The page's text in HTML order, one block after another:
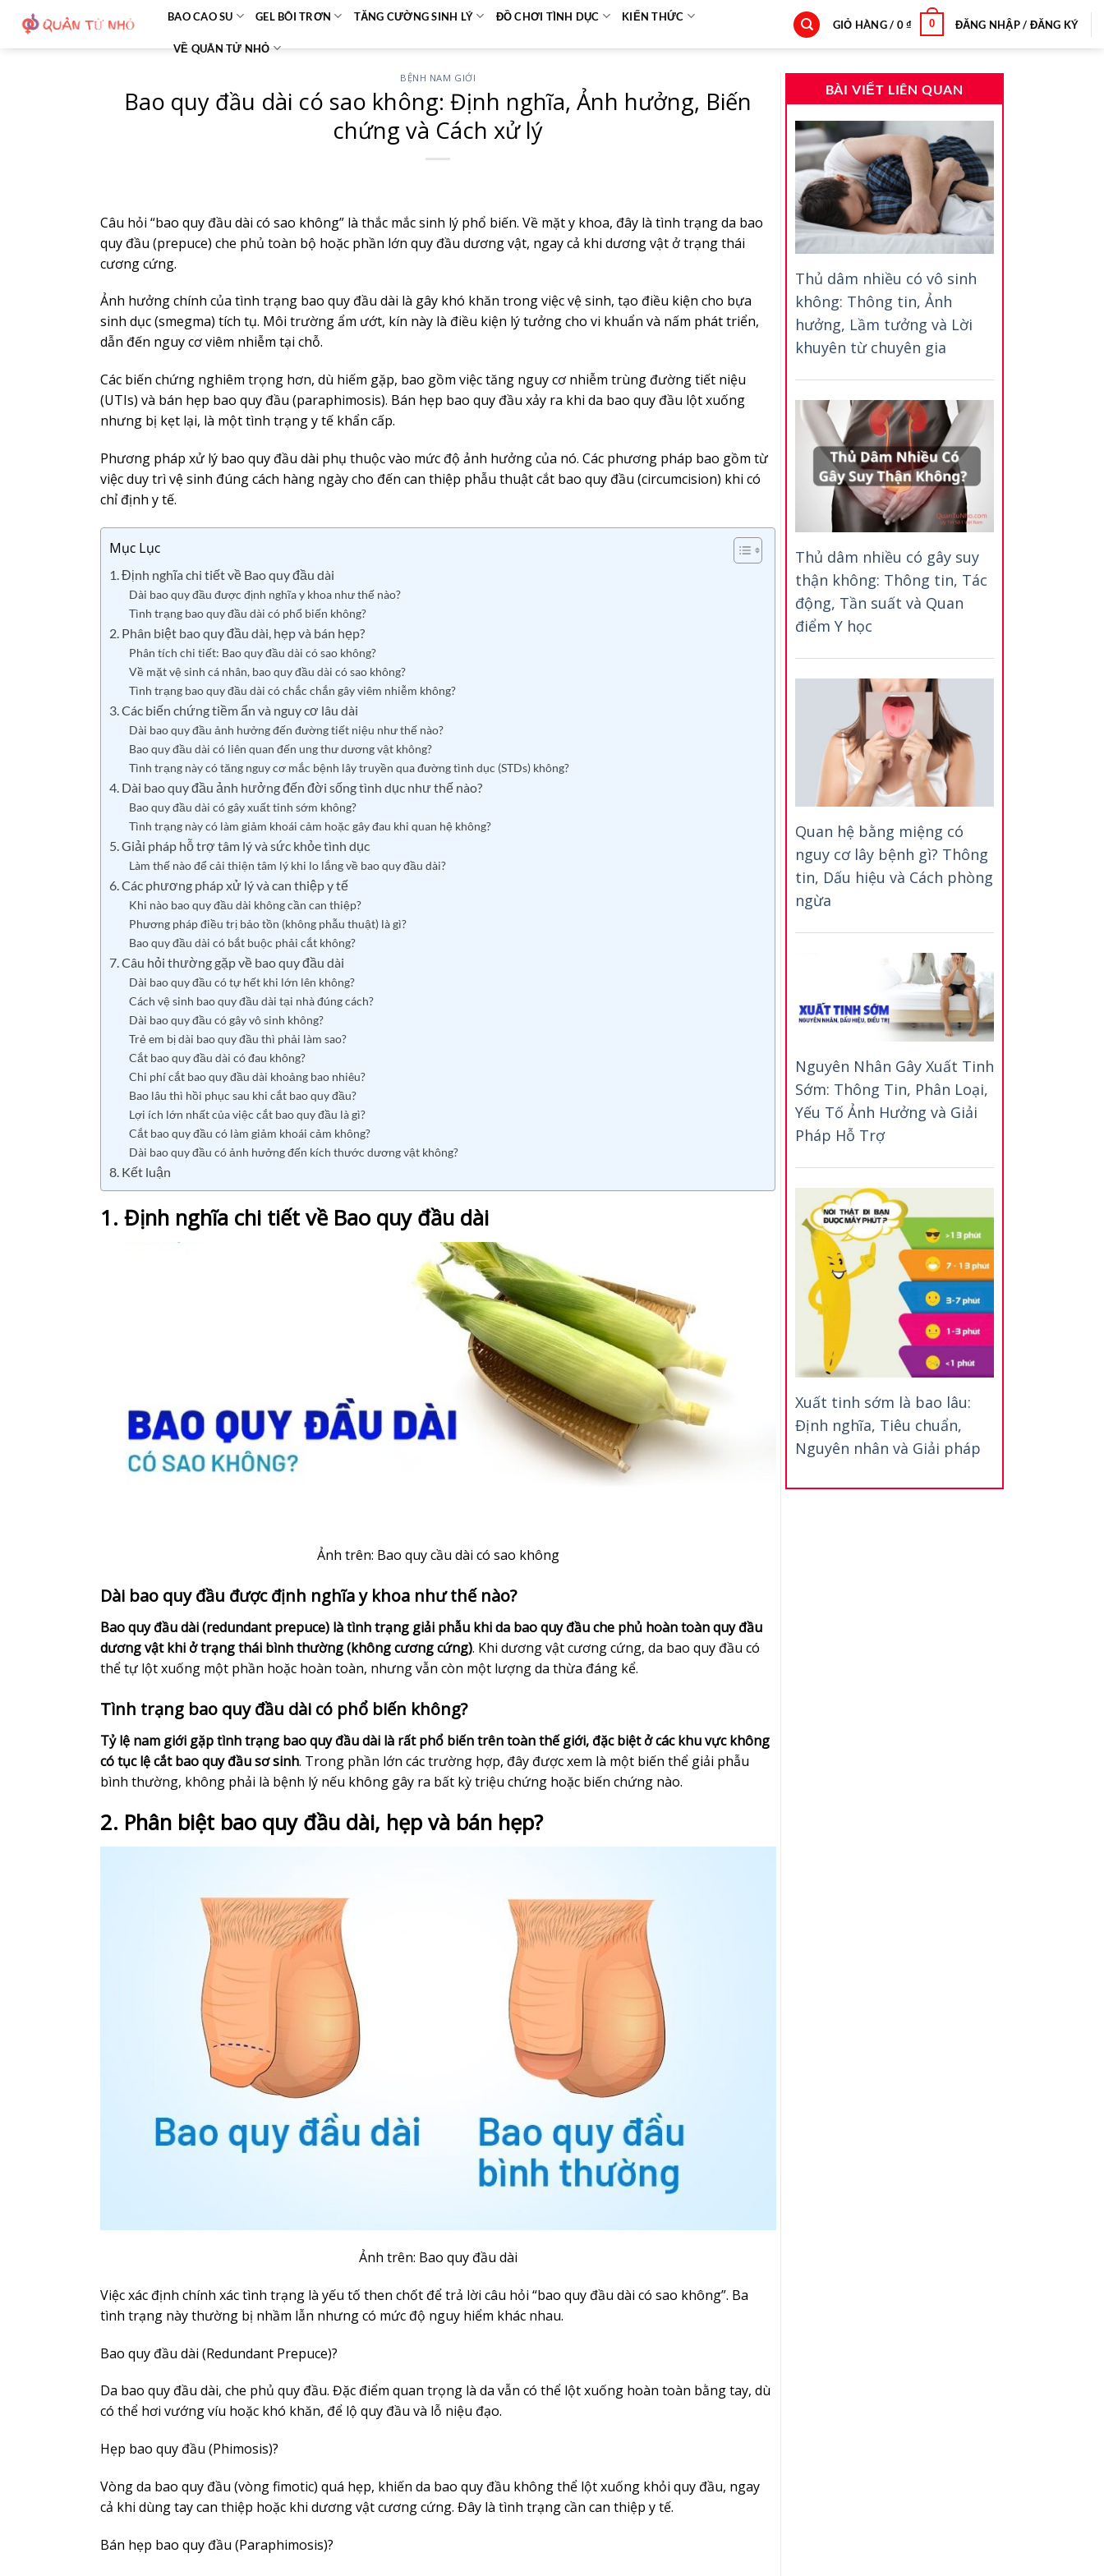
nội
BAO CAO SU GEL BÔI TRƠN TĂNG CƯỜNG SINH LÝ ĐỒ CHƠI TÌNH DỤC KIẾN THỨC
VỀ QUÂN TỬ NHỎ
GIỎ HÀNG / 0₫ 0 ĐĂNG NHẬP / ĐĂNG KÝ
BỆNH NAM GIỚI
Bao quy đầu dài có sao không: Định nghĩa, Ảnh hưởng, Biến
chứng và Cách xử lý
Câu hỏi “bao quy đầu dài có sao không” là thắc mắc sinh lý phổ biến. Về mặt y khoa, đây là tình trạng da bao
quy đầu (prepuce) che phủ toàn bộ hoặc phần lớn quy đầu dương vật, ngay cả khi dương vật ở trạng thái
cương cứng.
Ảnh hưởng chính của tình trạng bao quy đầu dài là gây khó khăn trong việc vệ sinh, tạo điều kiện cho bựa
sinh dục (smegma) tích tụ. Môi trường ẩm ướt, kín này là điều kiện lý tưởng cho vi khuẩn và nấm phát triển,
dẫn đến nguy cơ viêm nhiễm tại chỗ.
Các biến chứng nghiêm trọng hơn, dù hiếm gặp, bao gồm việc tăng nguy cơ nhiễm trùng đường tiết niệu
(UTIs) và bán hẹp bao quy đầu (paraphimosis). Bán hẹp bao quy đầu xảy ra khi da bao quy đầu lột xuống
nhưng bị kẹt lại, là một tình trạng y tế khẩn cấp.
Phương pháp xử lý bao quy đầu dài phụ thuộc vào mức độ ảnh hưởng của nó. Các phương pháp bao gồm từ
việc duy trì vệ sinh đúng cách hàng ngày cho đến can thiệp phẫu thuật cắt bao quy đầu (circumcision) khi có
chỉ định y tế.
Mục Lục
1. Định nghĩa chi tiết về Bao quy đầu dài
Dài bao quy đầu được định nghĩa y khoa như thế nào?
Tình trạng bao quy đầu dài có phổ biến không?
2. Phân biệt bao quy đầu dài, hẹp và bán hẹp?
Phân tích chi tiết: Bao quy đầu dài có sao không?
Về mặt vệ sinh cá nhân, bao quy đầu dài có sao không?
Tình trạng bao quy đầu dài có chắc chắn gây viêm nhiễm không?
3. Các biến chứng tiềm ẩn và nguy cơ lâu dài
Dài bao quy đầu ảnh hưởng đến đường tiết niệu như thế nào?
Bao quy đầu dài có liên quan đến ung thư dương vật không?
Tình trạng này có tăng nguy cơ mắc bệnh lây truyền qua đường tình dục (STDs) không?
4. Dài bao quy đầu ảnh hưởng đến đời sống tình dục như thế nào?
Bao quy đầu dài có gây xuất tinh sớm không?
Tình trạng này có làm giảm khoái cảm hoặc gây đau khi quan hệ không?
5. Giải pháp hỗ trợ tâm lý và sức khỏe tình dục
Làm thế nào để cải thiện tâm lý khi lo lắng về bao quy đầu dài?
6. Các phương pháp xử lý và can thiệp y tế
Khi nào bao quy đầu dài không cần can thiệp?
Phương pháp điều trị bảo tồn (không phẫu thuật) là gì?
Bao quy đầu dài có bắt buộc phải cắt không?
7. Câu hỏi thường gặp về bao quy đầu dài
Dài bao quy đầu có tự hết khi lớn lên không?
Cách vệ sinh bao quy đầu dài tại nhà đúng cách?
Dài bao quy đầu có gây vô sinh không?
Trẻ em bị dài bao quy đầu thì phải làm sao?
Cắt bao quy đầu dài có đau không?
Chi phí cắt bao quy đầu dài khoảng bao nhiêu?
Bao lâu thì hồi phục sau khi cắt bao quy đầu?
Lợi ích lớn nhất của việc cắt bao quy đầu là gì?
Cắt bao quy đầu có làm giảm khoái cảm không?
Dài bao quy đầu có ảnh hưởng đến kích thước dương vật không?
8. Kết luận
1. Định nghĩa chi tiết về Bao quy đầu dài
Ảnh trên: Bao quy cầu dài có sao không
Dài bao quy đầu được định nghĩa y khoa như thế nào?
Bao quy đầu dài (redundant prepuce) là tình trạng giải phẫu khi da bao quy đầu che phủ hoàn toàn quy đầu
dương vật khi ở trạng thái bình thường (không cương cứng). Khi dương vật cương cứng, da bao quy đầu có
thể tự lột xuống một phần hoặc hoàn toàn, nhưng vẫn còn một lượng da thừa đáng kể.
Tình trạng bao quy đầu dài có phổ biến không?
Tỷ lệ nam giới gặp tình trạng bao quy đầu dài là rất phổ biến trên toàn thế giới, đặc biệt ở các khu vực không
có tục lệ cắt bao quy đầu sơ sinh. Trong phần lớn các trường hợp, đây được xem là một biến thể giải phẫu
bình thường, không phải là bệnh lý nếu không gây ra bất kỳ triệu chứng hoặc biến chứng nào.
2. Phân biệt bao quy đầu dài, hẹp và bán hẹp?
Ảnh trên: Bao quy đầu dài
Việc xác định chính xác tình trạng là yếu tố then chốt để trả lời câu hỏi “bao quy đầu dài có sao không”. Ba
tình trạng này thường bị nhầm lẫn nhưng có mức độ nguy hiểm khác nhau.
Bao quy đầu dài (Redundant Prepuce)?
Da bao quy đầu dài, che phủ quy đầu. Đặc điểm quan trọng là da vẫn có thể lột xuống hoàn toàn bằng tay, dù
có thể hơi vướng víu hoặc khó khăn, để lộ quy đầu và lỗ niệu đạo.
Hẹp bao quy đầu (Phimosis)?
Vòng da bao quy đầu (vòng fimotic) quá hẹp, khiến da bao quy đầu không thể lột xuống khỏi quy đầu, ngay
cả khi dùng tay can thiệp hoặc khi dương vật cương cứng. Đây là tình trạng cần can thiệp y tế.
Bán hẹp bao quy đầu (Paraphimosis)?
BÀI VIẾT LIÊN QUAN
Thủ dâm nhiều có vô sinh
không: Thông tin, Ảnh
hưởng, Lầm tưởng và Lời
khuyên từ chuyên gia
Thủ dâm nhiều có gây suy
thận không: Thông tin, Tác
động, Tần suất và Quan
điểm Y học
Quan hệ bằng miệng có
nguy cơ lây bệnh gì? Thông
tin, Dấu hiệu và Cách phòng
ngừa
Nguyên Nhân Gây Xuất Tinh
Sớm: Thông Tin, Phân Loại,
Yếu Tố Ảnh Hưởng và Giải
Pháp Hỗ Trợ
Xuất tinh sớm là bao lâu:
Định nghĩa, Tiêu chuẩn,
Nguyên nhân và Giải pháp